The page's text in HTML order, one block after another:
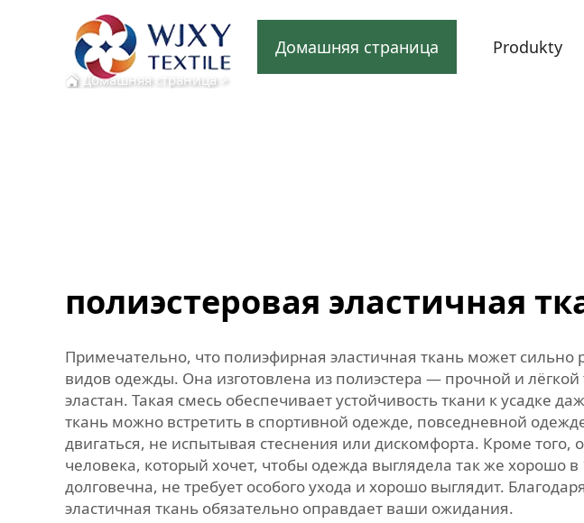
Домашняя страница Produkty
Домашняя страница>
полиэстеровая эластичная
Примечательно, что полиэфирная эластичная ткань может сильно
видов одежды. Она изготовлена из полиэстера — прочной и
эластан. Такая смесь обеспечивает устойчивость ткани к усадке
ткань можно встретить в спортивной одежде, повседневной
двигаться, не испытывая стеснения или дискомфорта. Кроме того,
человека, который хочет, чтобы одежда выглядела так же хорошо
долговечна, не требует особого ухода и хорошо выглядит.
эластичная ткань обязательно оправдает ваши ожидания.